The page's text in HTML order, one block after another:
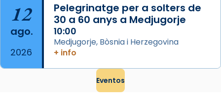
12
ago.
2026
Pelegrinatge per a solters de
30 a 60 anys a Medjugorje
10:00
Medjugorje, Bòsnia i Herzegovina
+ info
Eventos